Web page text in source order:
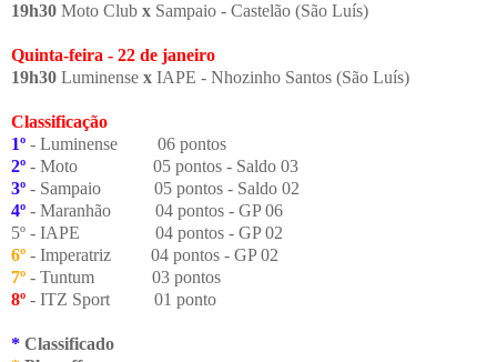
19h30 Moto Club x Sampaio - Castelão (São Luís)
Quinta-feira - 22 de janeiro
19h30 Luminense x IAPE - Nhozinho Santos (São Luís)
Classificação
1º - Luminense
06 pontos
2º - Moto
05 pontos - Saldo 03
3º - Sampaio
05 pontos - Saldo 02
4º - Maranhão
04 pontos - GP 06
5º - IAPE
04 pontos - GP 02
6º - Imperatriz
04 pontos - GP 02
7º - Tuntum
03 pontos
8º - ITZ Sport 01 ponto
* Classificado